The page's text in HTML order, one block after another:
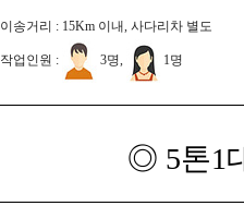
이송거리 : 15Km 이내, 사다리차 별도
작업인원 : 3명, 1명
◎ 5톤1